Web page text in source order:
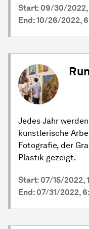
Start: 09/30/2022,
End: 10/26/2022,
Jedes Jahr
künstlerische
Fotografie, der
Plastik gezeigt.
Start: 07/15/2022,
End: 07/31/2022,